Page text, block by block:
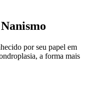
por seu papel em
a forma mais